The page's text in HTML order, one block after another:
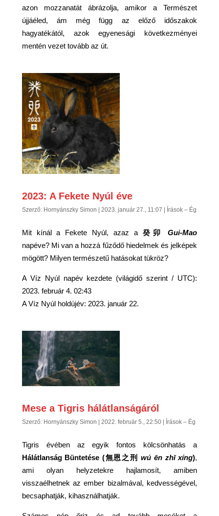
azon mozzanatát ábrázolja, amikor a Természet
újjáéled, ám még függ az előző időszakok
hagyatékától, azok egyenesági következményei
mentén vezet tovább az út.
2023: A Fekete Nyúl éve
Szerző: Hornyánszky Simon 2023. január 27., 11:07 Írások – Ég
Mit kínál a Fekete Nyúl, azaz a 癸卯Gui-Mao
napéve? Mi van a hozzá fűződő hiedelmek és jelképek
mögött? Milyen természetű hatásokat tükröz?
A Víz Nyúl napév kezdete (világidő szerint / UTC):
2023. február 4. 02:43
A Víz Nyúl holdújév: 2023. január 22.
Mese a Tigris hálátlanságáról
Szerző: Hornyánszky Simon | 2022. február 5., 22:50| Írások – Ég
Tigris évében az egyik fontos kölcsönhatás a
Hálátlanság Büntetése (無恩之刑wú ēn zhī xíng),
ami olyan helyzetekre hajlamosít, amiben
visszaélhetnek az ember bizalmával, kedvességével,
becsaphatják, kihasználhatják.